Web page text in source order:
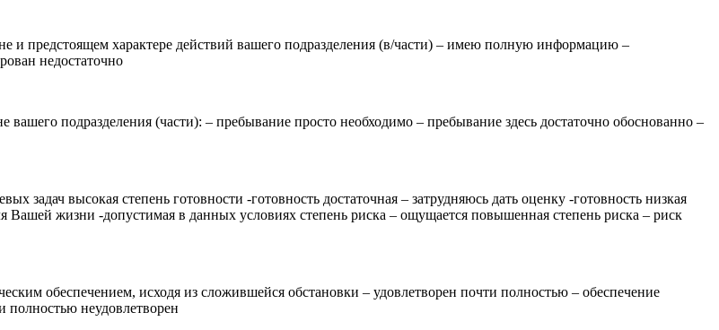
предстоящем характере действий вашего подразделения (в/части) – имею полную информацию –
недостаточно
подразделения (части): – пребывание просто необходимо – пребывание здесь достаточно обоснованно –
задач высокая степень готовности -готовность достаточная – затрудняюсь дать оценку -готовность низкая
Вашей жизни -допустимая в данных условиях степень риска – ощущается повышенная степень риска – риск
обеспечением, исходя из сложившейся обстановки – удовлетворен почти полностью – обеспечение
полностью неудовлетворен